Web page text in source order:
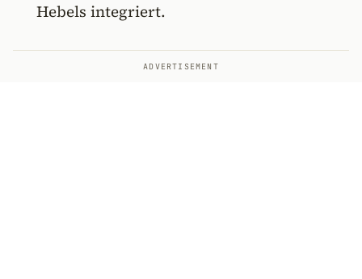
Hebels integriert.
ADVERTISEMENT